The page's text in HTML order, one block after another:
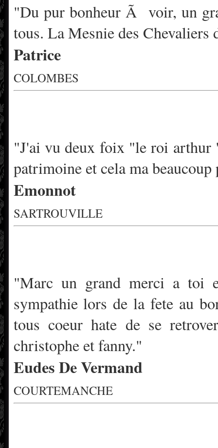
"Du pur bonheur Ã voir, un
tous. La Mesnie des
Patrice
COLOMBES
"J'ai vu deux foix "le roi
patrimoine et cela ma beaucoup
Emonnot
SARTROUVILLE
"Marc un grand merci a toi
sympathie lors de la fete au
tous coeur hate de se
christophe et fanny."
Eudes De Vermand
COURTEMANCHE